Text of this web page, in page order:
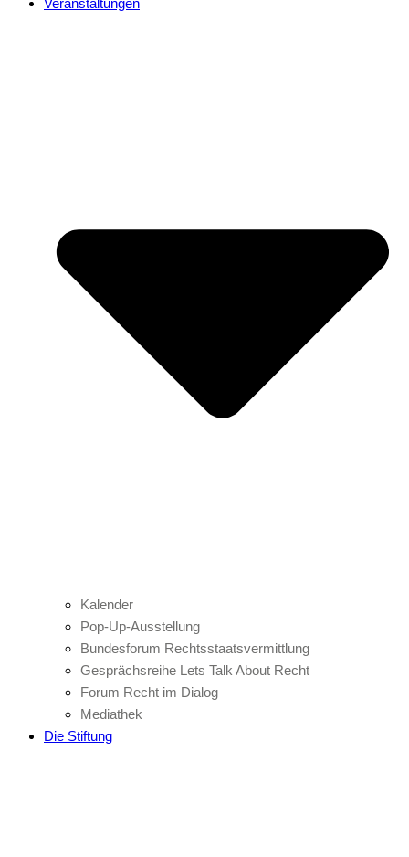
Veranstaltungen
Kalender
Pop-Up-Ausstellung
Bundesforum Rechtsstaatsvermittlung
Gesprächsreihe Lets Talk About Recht
Forum Recht im Dialog
Mediathek
Die Stiftung